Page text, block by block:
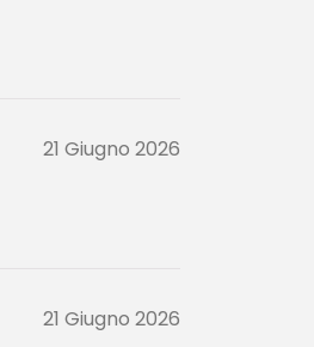
21 Giugno 2026
21 Giugno 2026